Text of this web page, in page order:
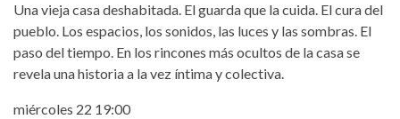
Una vieja casa deshabitada. El guarda que la cuida. El cura del
pueblo. Los espacios, los sonidos, las luces y las sombras. El
paso del tiempo. En los rincones más ocultos de la casa se
revela una historia a la vez íntima y colectiva.
miércoles 22 19:00